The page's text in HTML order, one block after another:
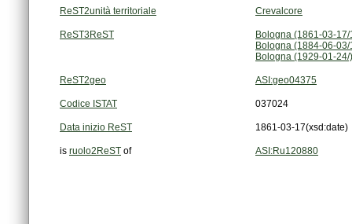
ReST2unità territoriale Crevalcore
ReST3ReST
Bologna (1861-03-
Bologna (1884-06-
Bologna (1929-01-24/)
ReST2geo ASI:geo04375
Codice ISTAT 037024
Data inizio ReST 1861-03-17(xsd:date)
is ruolo2ReST of ASI:Ru120880